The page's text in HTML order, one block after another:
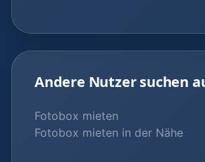
Andere Nutzer suchen
Fotobox mieten
Fotobox mieten in der Nähe